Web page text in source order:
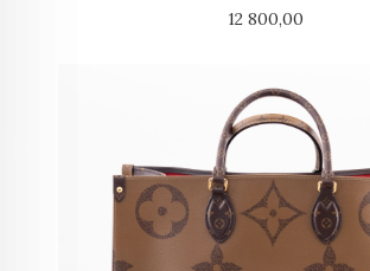
Pris
12 800,00